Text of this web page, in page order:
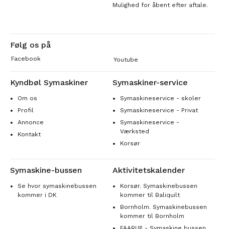
Mulighed for åbent efter aftale.
Følg os på
Facebook Youtube
Kyndbøl Symaskiner
Om os
Profil
Annonce
Kontakt
Symaskiner-service
Symaskineservice - skoler
Symaskineservice - Privat
Symaskineservice -
Værksted
Korsør
Symaskine-bussen
Se hvor symaskinebussen
kommer i DK
Aktivitetskalender
Korsør. Symaskinebussen
kommer til Baliquilt
Bornholm. Symaskinebussen
kommer til Bornholm